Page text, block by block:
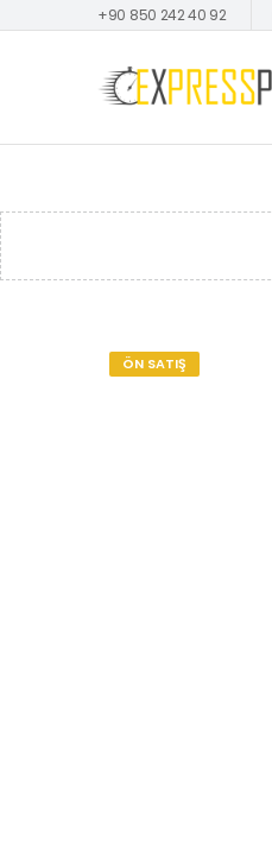
+90 850 242 40 92
ÖN SATIŞ